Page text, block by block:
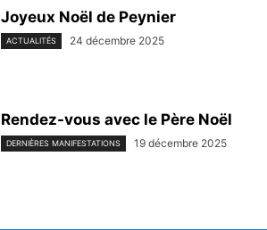
Joyeux Noël de Peynier
ACTUALITÉS 24 décembre 2025
Rendez-vous avec le Père Noël
DERNIÈRES MANIFESTATIONS 19 décembre 2025